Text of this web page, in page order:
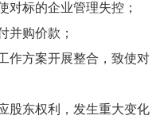
对标的企业管理失控；
并购价款；
作方案开展整合，致使对
股东权利，发生重大变化